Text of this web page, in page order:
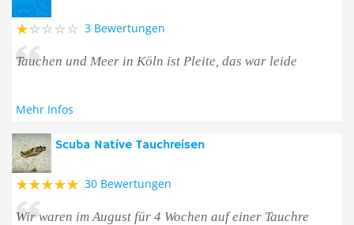
3 Bewertungen
Tauchen und Meer in Köln ist Pleite, das war leide
Mehr Infos
Scuba Native Tauchreisen
30 Bewertungen
Wir waren im August für 4 Wochen auf einer Tauchre